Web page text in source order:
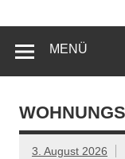
MENÜ
3. August 2026